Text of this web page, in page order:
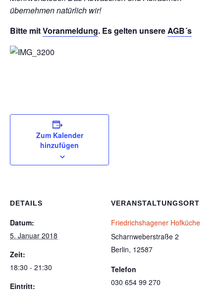
übernehmen natürlich wir!
Bitte mitVoranmeldung. Es gelten unsereAGB´s
Zum Kalender
hinzufügen
DETAILS
Datum:
5. Januar 2018
Zeit:
18:30 - 21:30
Eintritt:
VERANSTALTUNGSORT
Friedrichshagener Hofküche
Scharnweberstraße 2
Berlin, 12587
Telefon
030 654 99 270